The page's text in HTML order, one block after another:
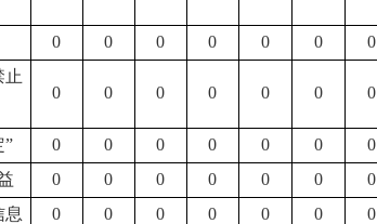
0 0 0 0 0 0
0
止
0 0 0 0 0 0 0
” 0 0 0 0 0 0
0
0 0 0 0 0 0
0
息
0 0 0 0 0 0
0